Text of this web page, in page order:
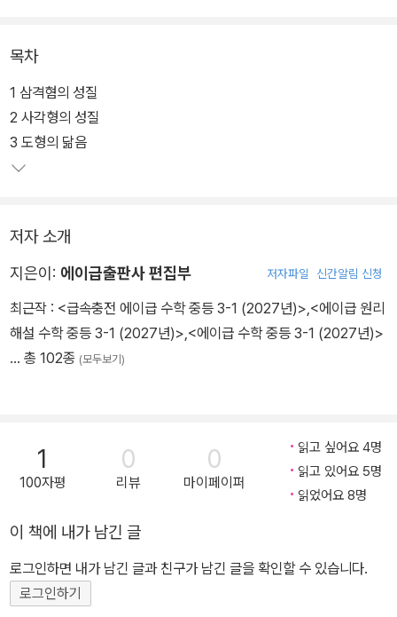
목차
1 삼격혐의 성질
2 사각형의 성질
3 도형의 닮음
저자 소개
지은이: 에이급출판사 편집부 저자파일 신간알림 신청
최근작 : <급속충전 에이급 수학 중등 3-1 (2027년)>,<에이급 원리
해설 수학 중등 3-1 (2027년)>,<에이급 수학 중등 3-1 (2027년)>
… 총 102종 (모두보기)
1
100자평
0
리뷰
0
마이페이퍼
읽고 싶어요 4명
읽고 있어요 5명
읽었어요 8명
이 책에 내가 남긴 글
로그인하면 내가 남긴 글과 친구가 남긴 글을 확인할 수 있습니다.
로그인하기